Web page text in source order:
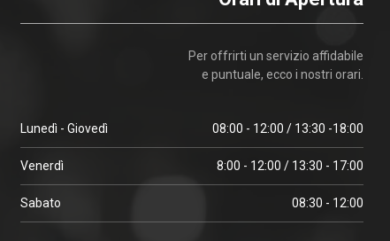
Per offrirti un servizio affidabile
e puntuale, ecco i nostri orari.
Lunedì - Giovedì 08:00 - 12:00 / 13:30 -18:00
Venerdì 8:00 - 12:00 / 13:30 - 17:00
Sabato 08:30 - 12:00